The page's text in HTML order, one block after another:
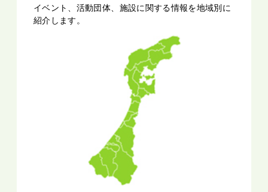
イベント、活動団体、施設に関する情報を地域別に
紹介します。